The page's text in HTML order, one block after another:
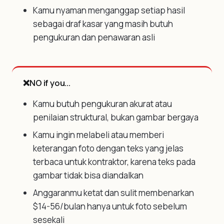
Kamu nyaman menganggap setiap hasil
sebagai draf kasar yang masih butuh
pengukuran dan penawaran asli
❌NO if you...
Kamu butuh pengukuran akurat atau
penilaian struktural, bukan gambar bergaya
Kamu ingin melabeli atau memberi
keterangan foto dengan teks yang jelas
terbaca untuk kontraktor, karena teks pada
gambar tidak bisa diandalkan
Anggaranmu ketat dan sulit membenarkan
$14-56/bulan hanya untuk foto sebelum
sesekali